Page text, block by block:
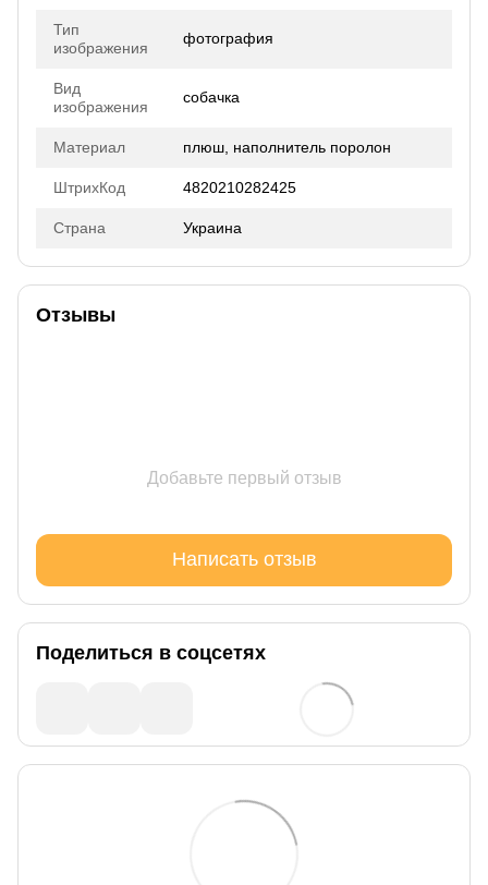
Тип
изображения
фотография
Вид
изображения
собачка
Материал плюш, наполнитель поролон
ШтрихКод 4820210282425
Страна Украина
Отзывы
Добавьте первый отзыв
Написать отзыв
Поделиться в соцсетях